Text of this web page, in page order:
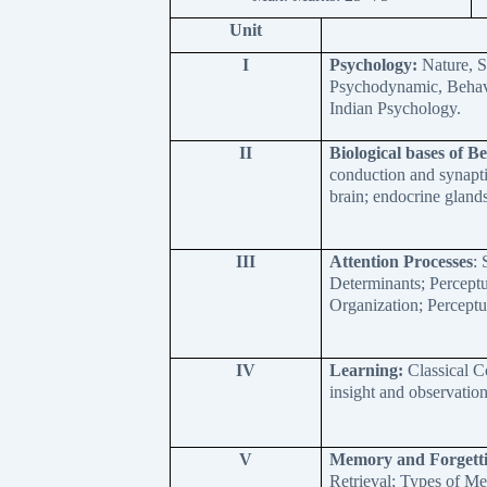
Unit
I
Psychology: Nature,
Psychodynamic,
Indian Psychology.
II
Biological bases of
conduction and
brain; endocrine
III Attention Processes:
Determinants;
Organization;
IV Learning: Classical
insight and
V
Memory and
Retrieval; Types of